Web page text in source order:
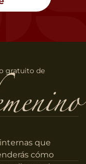
gratuito de
que
cómo